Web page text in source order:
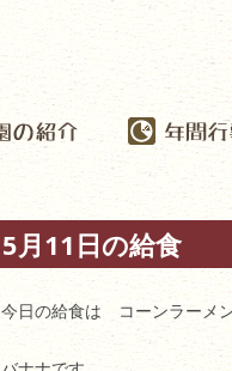
5月11日の給食
今日の給食は コーンラーメ